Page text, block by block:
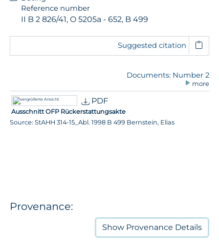
Reference number
II B 2 826/41, O 5205a - 652, B 499
Suggested citation
Documents: Number 2
more
PDF
Ausschnitt OFP Rückerstattungsakte
Source: StAHH 314-15_Abl. 1998 B 499 Bernstein, Elias
Provenance:
Show Provenance Details